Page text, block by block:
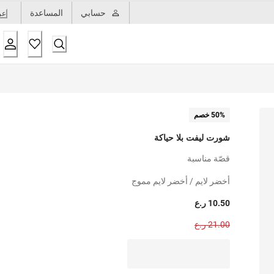
حسابي المساعدة
50% خصم
شورت ليفت بلا حياكة
قصّة مناسبة
أخضر لايم / أخضر لايم مموج
10.50 ر.ع
21.00 ر.ع